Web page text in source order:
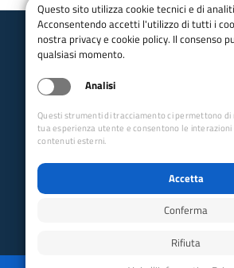
Club Alpino Italiano
Sede Legale
Via
Club Alpino Italiano
Accesso Soci
Questo sito utilizza cookie tecnici e di
Acconsentendo accetti l'utilizzo di tutti i
nostra privacy e cookie policy. Il consenso
qualsiasi momento.
Analisi
Questi strumenti di tracciamento ci permettono
tua esperienza utente e consentono le
contenuti esterni.
Accetta
Conferma
Rifiuta